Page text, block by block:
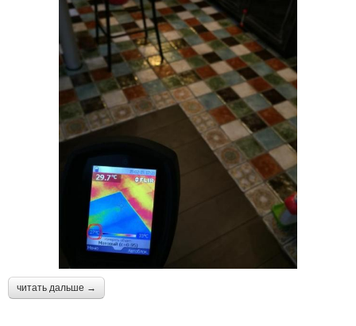
читать дальше →